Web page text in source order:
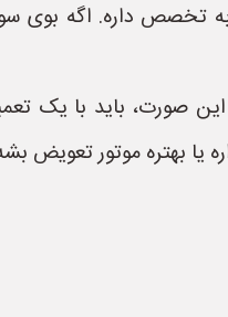
تخصص داره. اگه بوی
صورت، باید با یک
یا بهتره موتور تعویض